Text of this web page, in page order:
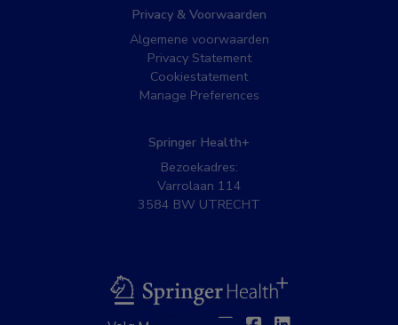
Privacy & Voorwaarden
Algemene voorwaarden
Privacy Statement
Cookiestatement
Manage Preferences
Springer Health+
Bezoekadres:
Varrolaan 114
3584 BW UTRECHT
BSL